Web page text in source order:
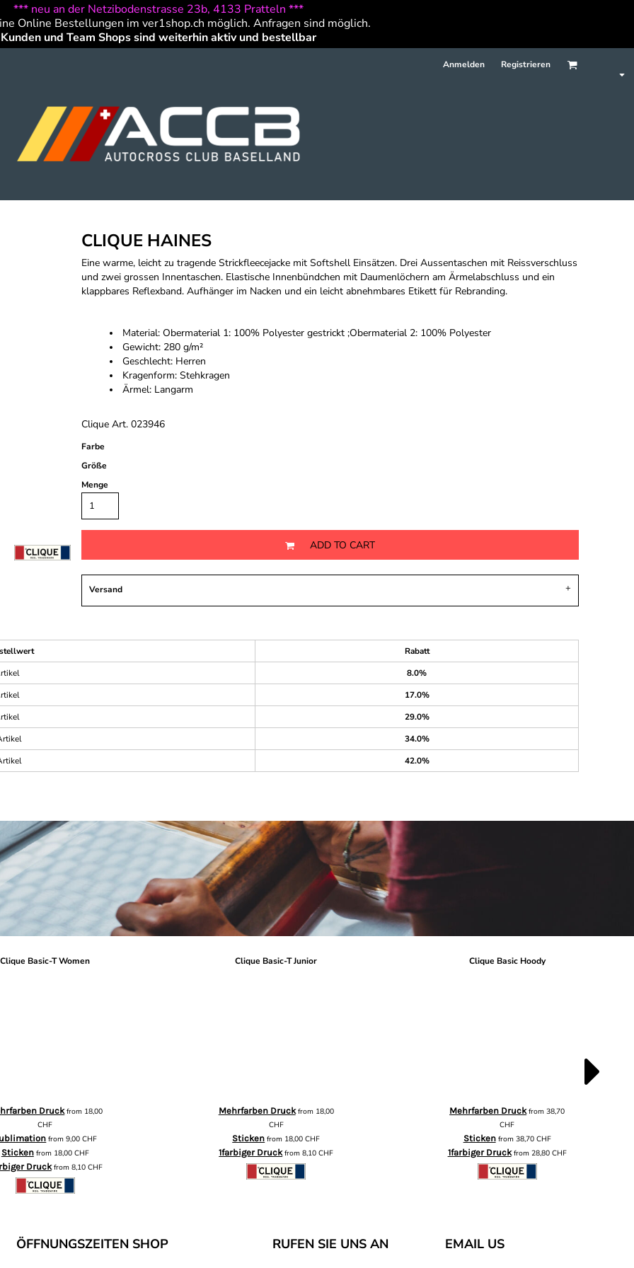
*** neu an der Netzibodenstrasse 23b, 4133 Pratteln ***
Online Bestellungen im ver1shop.ch möglich. Anfragen sind möglich.
Kunden und Team Shops sind weiterhin aktiv und bestellbar
Anmelden Registrieren
CLIQUE HAINES
Eine warme, leicht zu tragende Strickfleecejacke mit Softshell Einsätzen. Drei Aussentaschen mit Reissverschluss
und zwei grossen Innentaschen. Elastische Innenbündchen mit Daumenlöchern am Ärmelabschluss und ein
klappbares Reflexband. Aufhänger im Nacken und ein leicht abnehmbares Etikett für Rebranding.
Material: Obermaterial 1: 100% Polyester gestrickt ;Obermaterial 2: 100% Polyester
Gewicht: 280 g/m²
Geschlecht: Herren
Kragenform: Stehkragen
Ärmel: Langarm
Clique Art. 023946
Farbe
Größe
Menge
ADD TO CART
Versand
Rabatt
8.0%
17.0%
29.0%
34.0%
42.0%
Clique Basic-T Women
Druckfrom 18,00
CHF
from9,00CHF
Stickenfrom 18,00 CHF
Druckfrom 8,10 CHF
Clique Basic-T Junior
Mehrfarben Druckfrom 18,00
CHF
Sticken from 18,00CHF
1farbiger Druckfrom8,10CHF
Clique Basic Hoody
Mehrfarben Druckfrom38,70
CHF
Stickenfrom 38,70 CHF
1farbiger Druckfrom 28,80 CHF
ÖFFNUNGSZEITEN SHOP RUFEN SIE UNS AN EMAIL US